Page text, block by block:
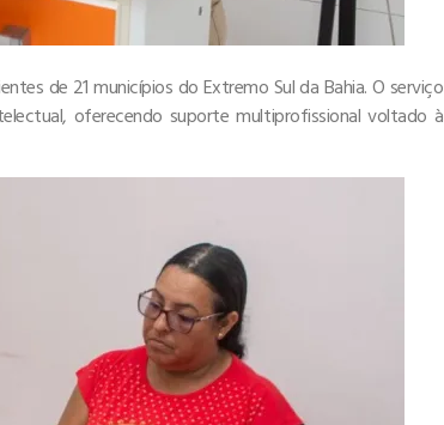
de 21 municípios do Extremo Sul da Bahia. O serviço
oferecendo suporte multiprofissional voltado à